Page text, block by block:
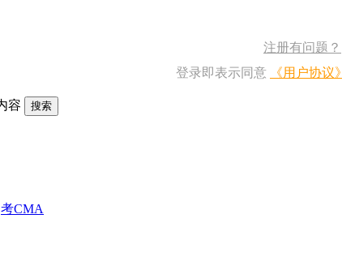
注册有问题？
登录即表示同意
《用户协议》
搜索
考CMA